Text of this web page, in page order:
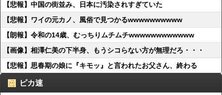
【悲報】中国の街並み、日本に汚染されすぎていた
【悲報】ワイの元カノ、風俗で見つかるwwwwwwwwww
【朗報】令和の14歳、むっちりムチムチwwwwwwwwwwww
【画像】相澤仁美の下半身、もうシコらない方が無理だろ・・・
【悲報】思春期の娘に『キモッ』と言われたお父さん、終わる
ピカ速